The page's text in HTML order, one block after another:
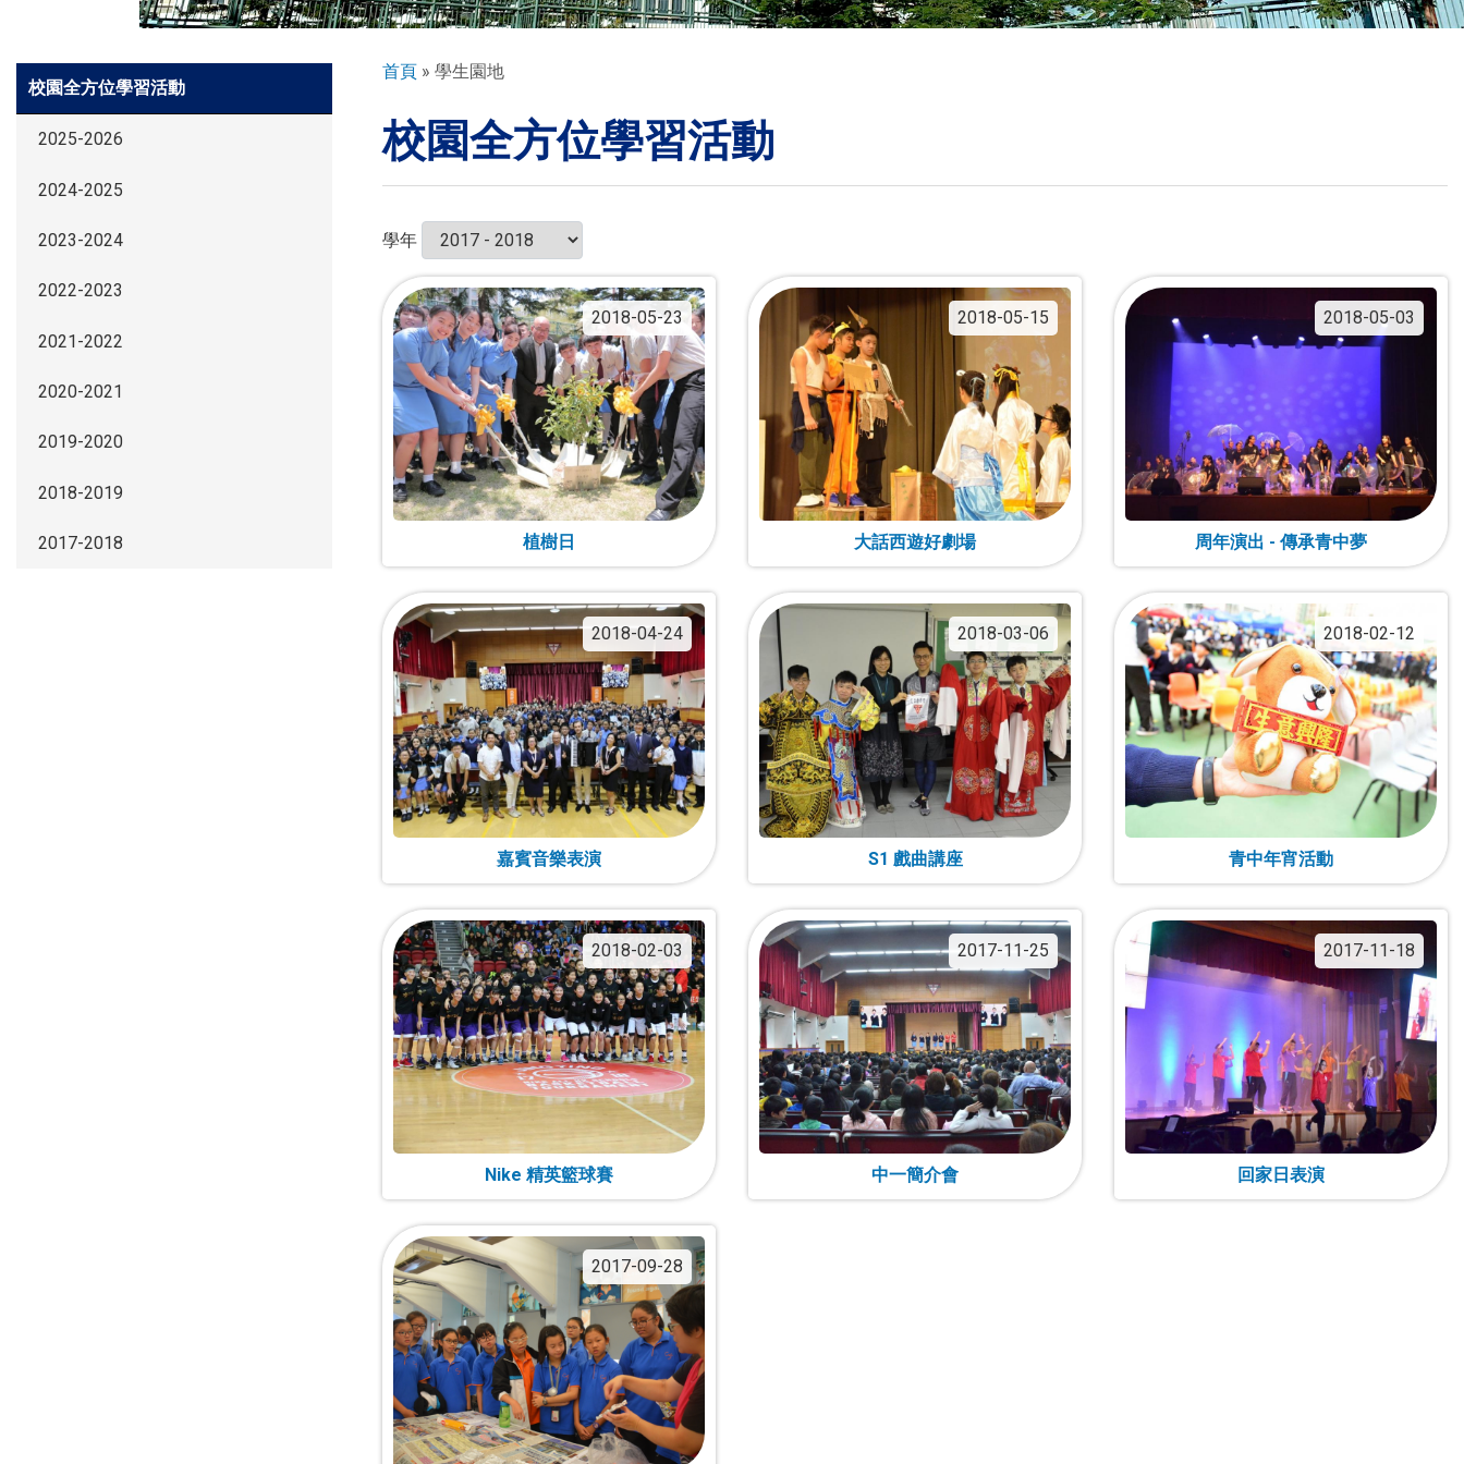
環球探索
入學申請
學生園地
學生表現
家長資訊
校曆表
Side
Meun
校園全方位學習活動
2025-2026
2024-2025
2023-2024
2022-2023
2021-2022
2020-2021
2019-2020
2018-2019
2017-2018
導
連
結
首頁 學生園地
校園全方位學習活動
學年
2018-05-23
植樹日
2018-05-15
大話西遊好劇場
2018-05-03
周年演出 - 傳承青中夢
2018-04-24
嘉賓音樂表演
2018-03-06
S1 戲曲講座
2018-02-12
青中年宵活動
2018-02-03
Nike 精英籃球賽
2017-11-25
中一簡介會
2017-11-18
回家日表演
2017-09-28